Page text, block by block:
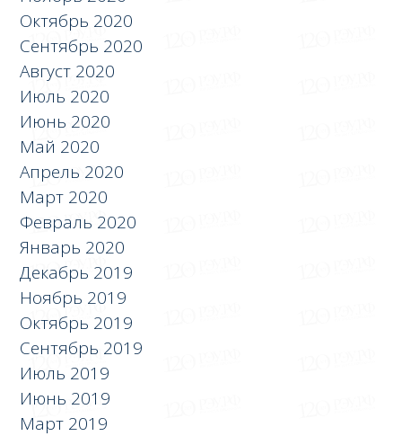
Октябрь 2020
Сентябрь 2020
Август 2020
Июль 2020
Июнь 2020
Май 2020
Апрель 2020
Март 2020
Февраль 2020
Январь 2020
Декабрь 2019
Ноябрь 2019
Октябрь 2019
Сентябрь 2019
Июль 2019
Июнь 2019
Март 2019